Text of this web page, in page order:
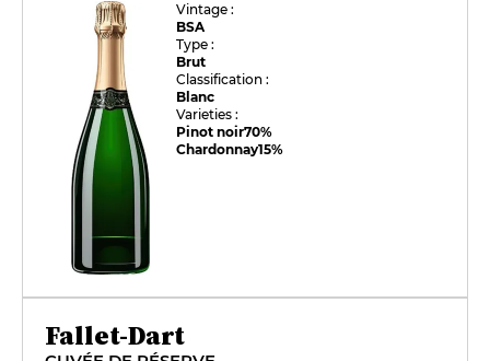
Vintage :
BSA
Type :
Brut
Classification :
Blanc
Varieties :
Pinot noir70%
Chardonnay15%
Fallet-Dart